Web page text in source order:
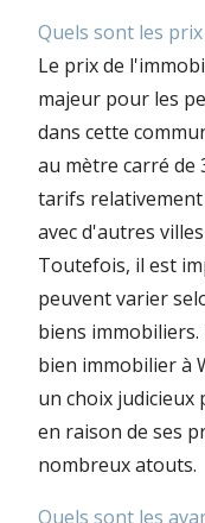
Quels sont les
Le prix de
majeur pour les
dans cette
au mètre carré de
tarifs
avec d'autres
Toutefois, il est
peuvent varier
biens
bien immobilier à
un choix
en raison de ses
nombreux atouts.
Quels sont les